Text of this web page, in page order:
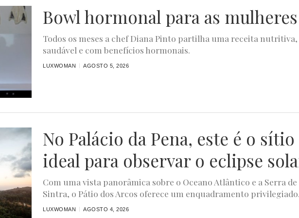
Bowl hormonal para as mulheres
Todos os meses a chef Diana Pinto partilha uma receita nutritiva,
saudável e com benefícios hormonais.
LUXWOMAN AGOSTO 5, 2026
No Palácio da Pena, este é o sítio
ideal para observar o eclipse
Com uma vista panorâmica sobre o Oceano Atlântico e a Serra de
Sintra, o Pátio dos Arcos oferece um enquadramento
LUXWOMAN AGOSTO 4, 2026